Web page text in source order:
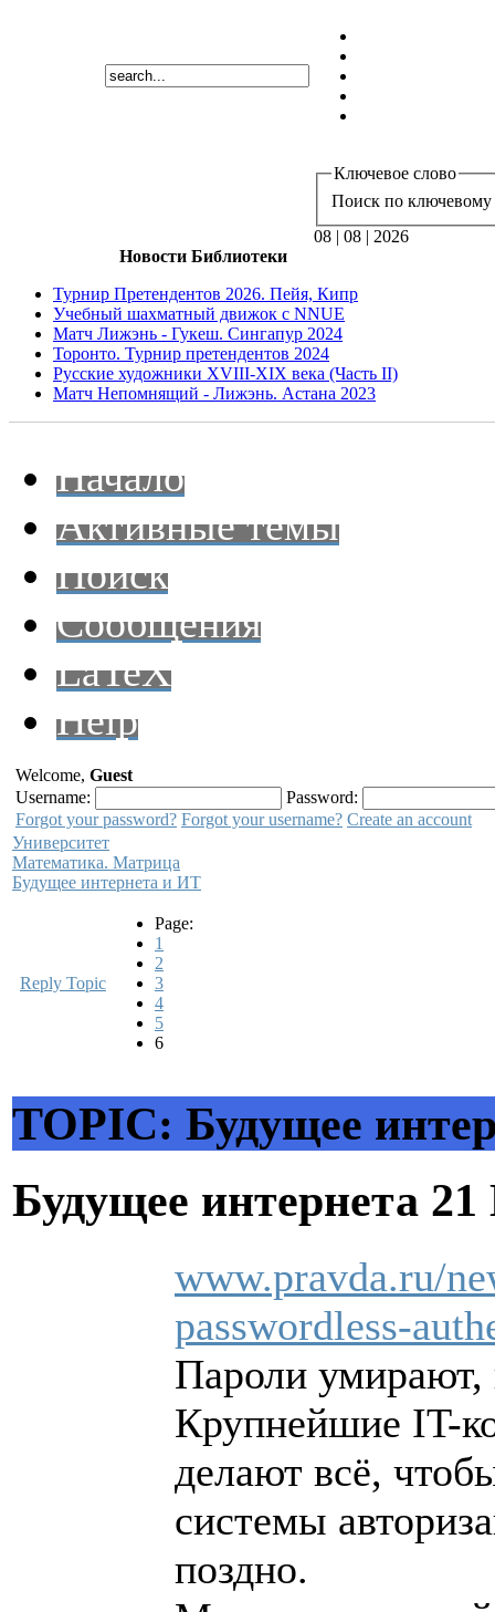
Ключевое слово
Поиск по ключевому
08 | 08 | 2026
Новости Библиотеки
Турнир Претендентов 2026. Пейя, Кипр
Учебный шахматный движок с NNUE
Матч Лижэнь - Гукеш. Сингапур 2024
Торонто. Турнир претендентов 2024
Русские художники XVIII-XIX века (Часть II)
Матч Непомнящий - Лижэнь. Астана 2023
Начало
Активные темы
Поиск
Сообщения
LaTeX
Help
Welcome, Guest
Username:
Password:
Forgot your password? Forgot your username? Create an account
Университет
Математика. Матрица
Будущее интернета и ИТ
Reply Topic
Page:
1
2
3
4
5
6
TOPIC: Будущее
Будущее интернета 21
www.pravda.ru/
passwordless-
Пароли умирают,
Крупнейшие IT-
делают всё,
системы
поздно.